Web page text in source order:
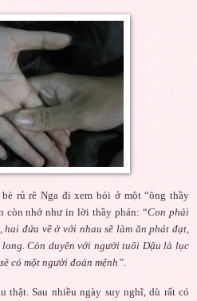
rủ rê Nga đi xem bói ở một “ông thầy
còn nhớ như in lời thầy phán: “Con phải
đứa về ở với nhau sẽ làm ăn phát đạt,
Còn duyên với người tuổi Dậu là lục
có một người đoản mệnh”.
thật. Sau nhiều ngày suy nghĩ, dù rất có